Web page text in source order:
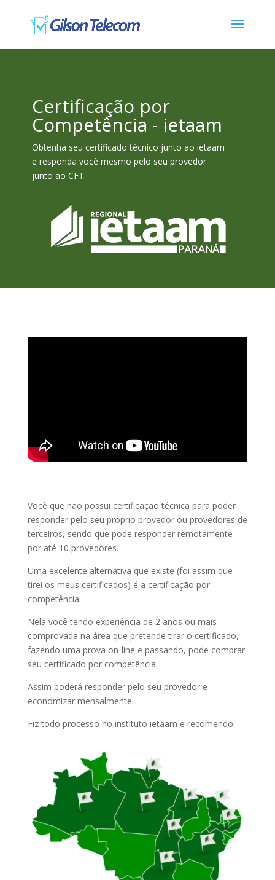
Certificação por
Competência - ietaam
Obtenha seu certificado técnico junto ao ietaam
e responda você mesmo pelo seu provedor
junto ao CFT.
Você que não possui certificação técnica para poder
responder pelo seu próprio provedor ou provedores de
terceiros, sendo que pode responder remotamente
por até 10 provedores.
Uma excelente alternativa que existe (foi assim que
tirei os meus certificados) é a certificação por
competência.
Nela você tendo experiência de 2 anos ou mais
comprovada na área que pretende tirar o certificado,
fazendo uma prova on-line e passando, pode comprar
seu certificado por competência.
Assim poderá responder pelo seu provedor e
economizar mensalmente.
Fiz todo processo no instituto ietaam e recomendo.